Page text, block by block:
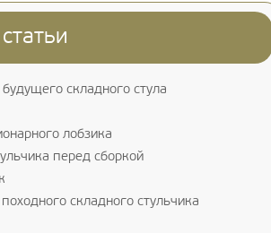
складного стула
лобзика
перед сборкой
складного стульчика